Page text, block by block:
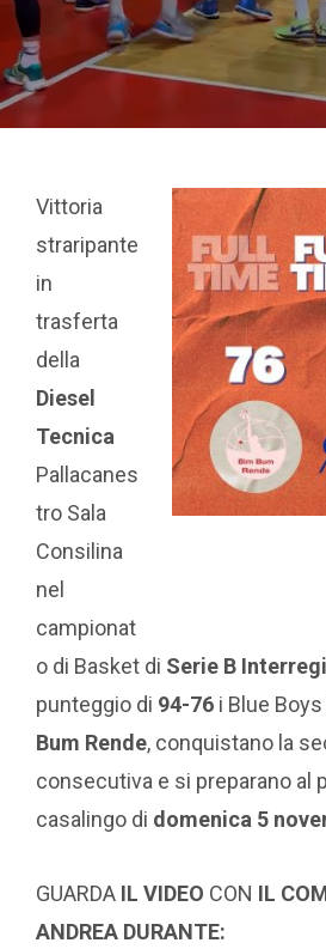
Vittoria
straripante
in
trasferta
della
Diesel
Tecnica
Pallacanes
tro Sala
Consilina
nel
campionat
o di Basket di Serie B
punteggio di 94-76 i Blue
Bum Rende, conquistano la
consecutiva e si preparano al
casalingo di domenica 5
GUARDA IL VIDEO CON IL
ANDREA DURANTE: